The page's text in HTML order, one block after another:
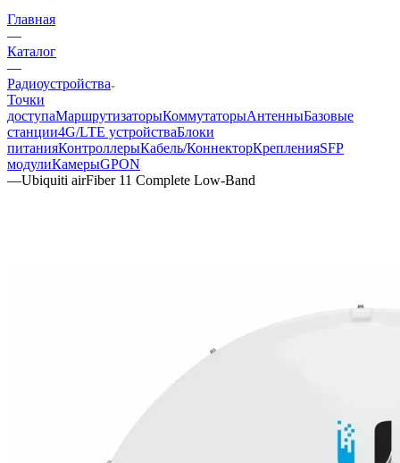
Главная
—
Каталог
—
Радиоустройства
Точки
доступаМаршрутизаторыКоммутаторыАнтенныБазовые
станции4G/LTE устройстваБлоки
питанияКонтроллерыКабель/КоннекторКрепленияSFP
модулиКамерыGPON
—Ubiquiti airFiber 11 Complete Low-Band